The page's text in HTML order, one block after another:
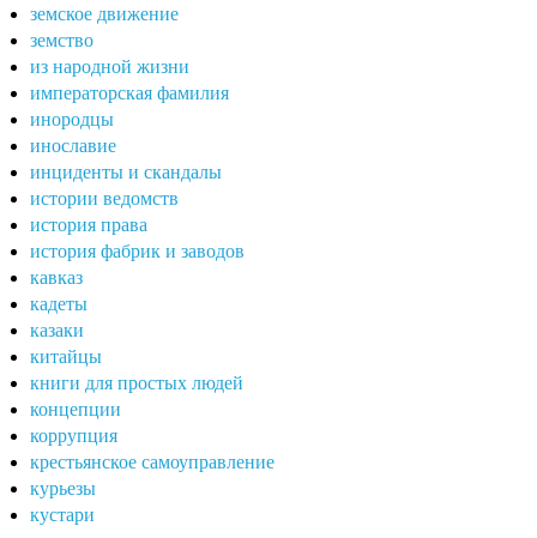
земское движение
земство
из народной жизни
императорская фамилия
инородцы
инославие
инциденты и скандалы
истории ведомств
история права
история фабрик и заводов
кавказ
кадеты
казаки
китайцы
книги для простых людей
концепции
коррупция
крестьянское самоуправление
курьезы
кустари